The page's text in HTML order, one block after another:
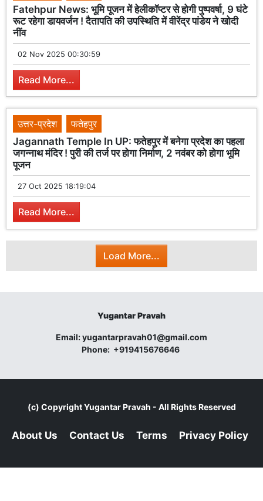
Fatehpur News: भूमि पूजन में हेलीकॉप्टर से होगी पुष्पवर्षा, 9 घंटे
रूट रहेगा डायवर्जन ! दैतापति की उपस्थिति में वीरेंद्र पांडेय ने खोदी
नींव
02 Nov 2025 00:30:59
Read More...
उत्तर-प्रदेश
फतेहपुर
Jagannath Temple In UP: फतेहपुर में बनेगा प्रदेश का पहला
जगन्नाथ मंदिर ! पुरी की तर्ज पर होगा निर्माण, 2 नवंबर को होगा भूमि
पूजन
27 Oct 2025 18:19:04
Read More...
Load More...
Yugantar Pravah
Email:yugantarpravah01@gmail.com
Phone: +919415676646
(c) CopyrightYugantar Pravah - All Rights Reserved
About Us Contact Us Terms Privacy Policy